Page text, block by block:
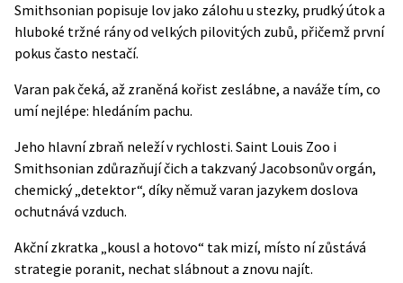
Smithsonian popisuje lov jako zálohu u stezky, prudký útok a
hluboké tržné rány od velkých pilovitých zubů, přičemž první
pokus často nestačí.
Varan pak čeká, až zraněná kořist zeslábne, a naváže tím, co
umí nejlépe: hledáním pachu.
Jeho hlavní zbraň neleží v rychlosti. Saint Louis Zoo i
Smithsonian zdůrazňují čich a takzvaný Jacobsonův orgán,
chemický „detektor“, díky němuž varan jazykem doslova
ochutnává vzduch.
Akční zkratka „kousl a hotovo“ tak mizí, místo ní zůstává
strategie poranit, nechat slábnout a znovu najít.